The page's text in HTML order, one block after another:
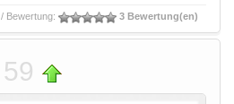
/ Bewertung: 3 Bewertung(en)
59